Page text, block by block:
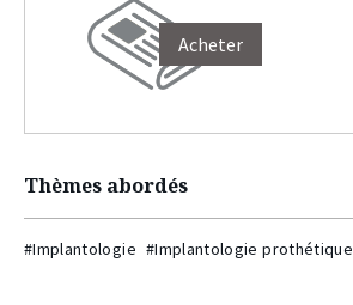
Acheter
Thèmes abordés
#Implantologie #Implantologie prothétique